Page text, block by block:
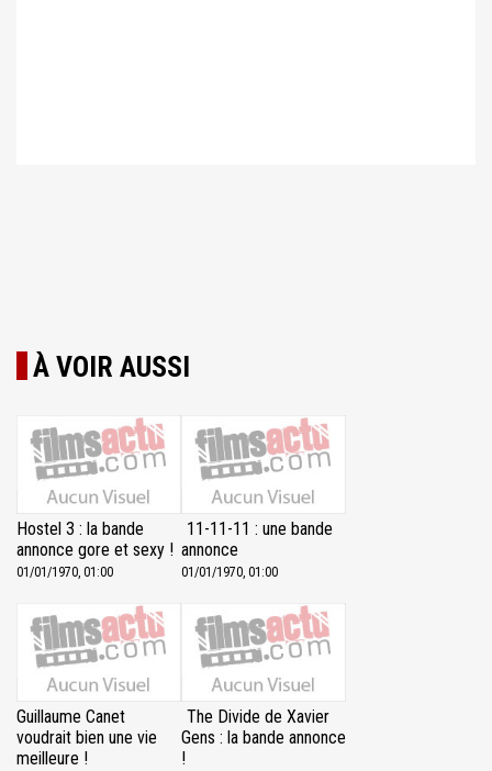
À VOIR AUSSI
Hostel 3 : la bande
annonce gore et sexy !
01/01/1970, 01:00
11-11-11 : une bande
annonce
01/01/1970, 01:00
Guillaume Canet
voudrait bien une vie
meilleure !
The Divide de Xavier
Gens : la bande annonce
!